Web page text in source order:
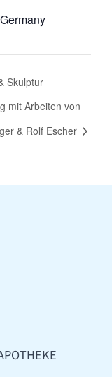
Germany
Skulptur
mit Arbeiten von
& Rolf Escher